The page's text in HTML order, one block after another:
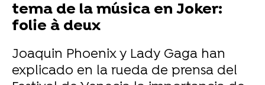
tema de la música en Joker:
folie à deux
Joaquin Phoenix y Lady Gaga han
explicado en la rueda de prensa del